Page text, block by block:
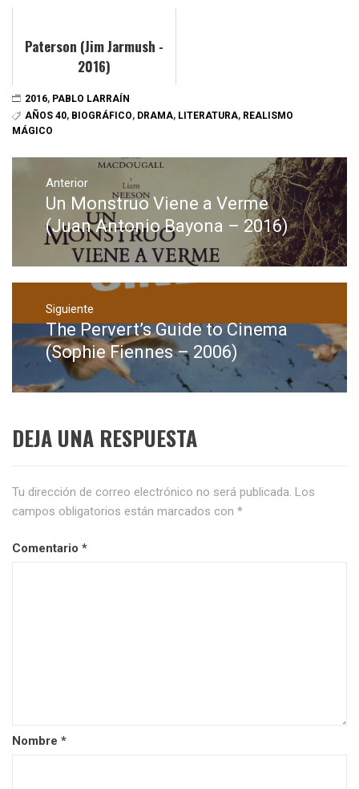
Paterson (Jim Jarmush -
2016)
2016, PABLO LARRAÍN
AÑOS 40, BIOGRÁFICO, DRAMA, LITERATURA, REALISMO
MÁGICO
Navegación
entradas
Anterior
Entrada
anterior:
Un Monstruo Viene a Verme
(Juan Antonio Bayona – 2016)
Siguiente
Entrada
siguiente:
The Pervert’s Guide to Cinema
(Sophie Fiennes – 2006)
DEJA UNA RESPUESTA
Tu dirección de correo electrónico no será publicada. Los
campos obligatorios están marcados con *
Comentario *
Nombre *